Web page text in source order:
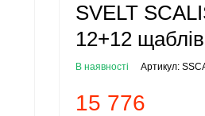
SVELT
12+12 щаблів
В наявності Артикул:
15 776